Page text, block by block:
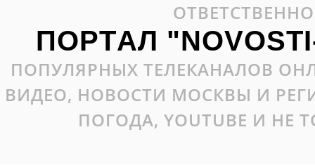
ПОРТАЛ
ПОПУЛЯРНЫХ ТЕЛЕКАНАЛОВ
ВИДЕО, НОВОСТИ МОСКВЫ И
ПОГОДА, YOUTUBE И